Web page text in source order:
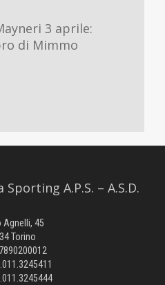
3 aprile:
di Mimmo
A.P.S. – A.S.D.
Agnelli, 45
Torino